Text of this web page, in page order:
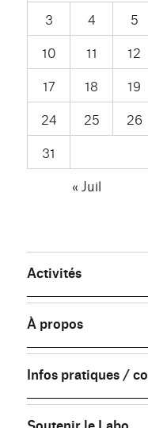
3
4 5
10
11 12
17
18 19
24
25 26
31
« Juil
Activités
À propos
Infos pratiques /
Soutenir le Labo